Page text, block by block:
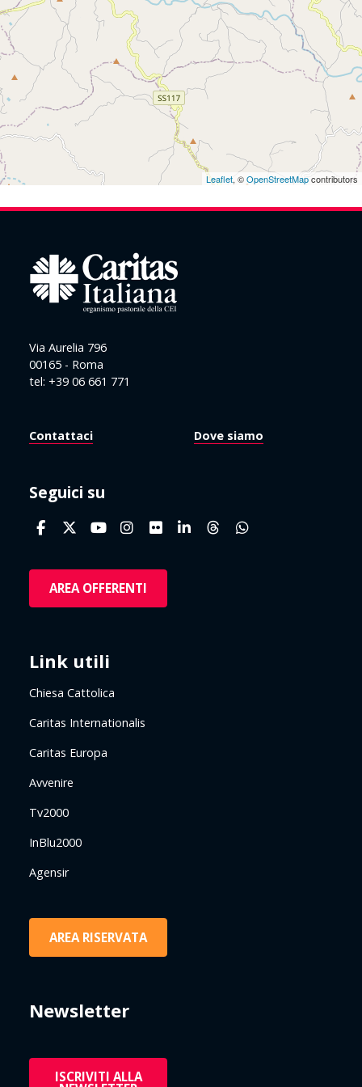
Leaflet, ©OpenStreetMapcontributors
Via Aurelia 796
00165 - Roma
tel: +39 06 661 771
Contattaci Dove siamo
Seguici su
AREA OFFERENTI
Link utili
Chiesa Cattolica
Caritas Internationalis
Caritas Europa
Avvenire
Tv2000
InBlu2000
Agensir
AREA RISERVATA
Newsletter
ISCRIVITI ALLA